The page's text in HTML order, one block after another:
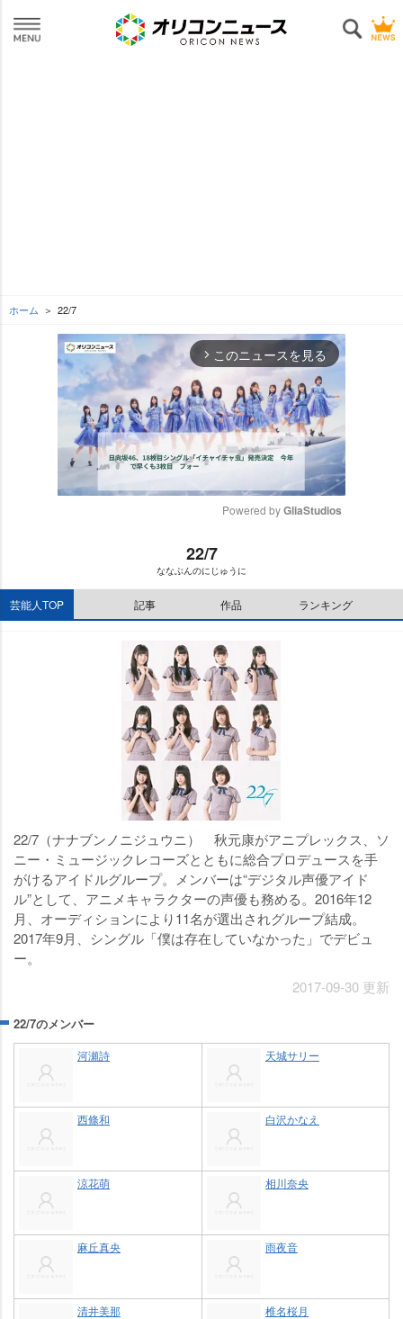
ホーム 22/7
arrow_forward_ios このニュースを見る
Powered by GliaStudios
22/7
ななぶんのにじゅうに
芸能人TOP 記事 作品 ランキング
22/7（ナナブンノニジュウニ） 秋元康がアニプレックス、ソ
ニー・ミュージックレコーズとともに総合プロデュースを手
がけるアイドルグループ。メンバーは“デジタル声優アイド
ル”として、アニメキャラクターの声優も務める。2016年12
月、オーディションにより11名が選出されグループ結成。
2017年9月、シングル「僕は存在していなかった」でデビュ
ー。
2017-09-30 更新
22/7のメンバー
河瀬詩 天城サリー
西條和 白沢かなえ
涼花萌 相川奈央
麻丘真央 雨夜音
清井美那 椎名桜月